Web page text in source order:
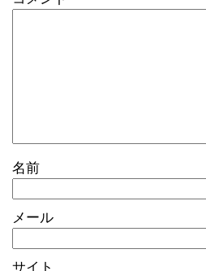
名前
メール
サイト